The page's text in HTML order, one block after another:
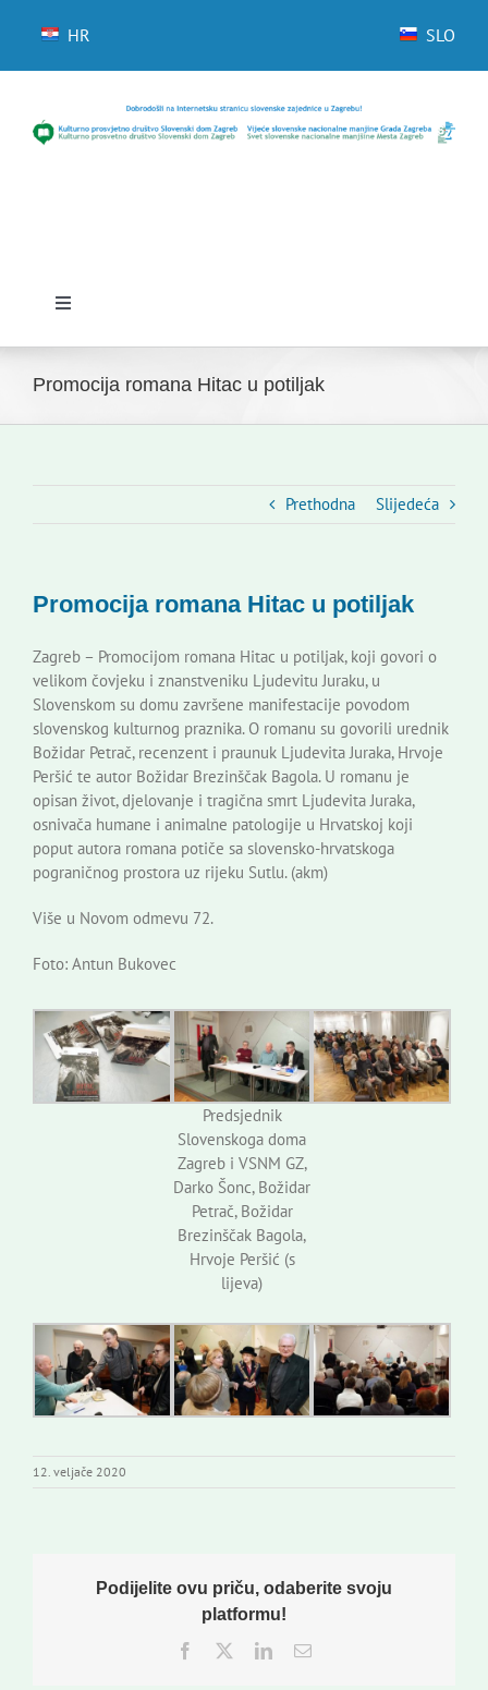
HR SLO
Toggle
Novosti
Kontakti
Novi odmev – naše glasilo
Izdavaštvo
Korisne informacije
Promocija romana Hitac u potiljak
Prethodna Slijedeća
Promocija romana Hitac u potiljak
Zagreb – Promocijom romana Hitac u potiljak, koji govori o
velikom čovjeku i znanstveniku Ljudevitu Juraku, u
Slovenskom su domu završene manifestacije povodom
slovenskog kulturnog praznika. O romanu su govorili urednik
Božidar Petrač, recenzent i praunuk Ljudevita Juraka, Hrvoje
Peršić te autor Božidar Brezinščak Bagola. U romanu je
opisan život, djelovanje i tragična smrt Ljudevita Juraka,
osnivača humane i animalne patologije u Hrvatskoj koji
poput autora romana potiče sa slovensko-hrvatskoga
pograničnog prostora uz rijeku Sutlu. (akm)
Više u Novom odmevu 72.
Foto: Antun Bukovec
Predsjednik
Slovenskoga doma
Zagreb i VSNM GZ,
Darko Šonc, Božidar
Petrač, Božidar
Brezinščak Bagola,
Hrvoje Peršić (s
lijeva)
12. veljače 2020
Podijelite ovu priču, odaberite svoju
platformu!
Facebook
TwitterLinkedInEmail: